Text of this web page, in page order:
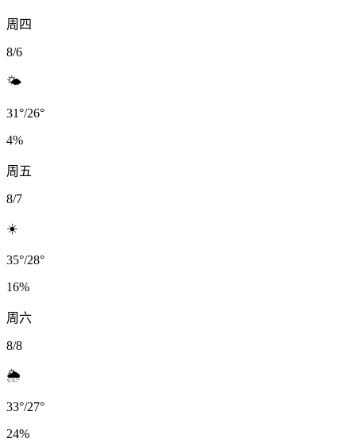
周四
8/6
🌤️
31°/26°
4%
周五
8/7
☀️
35°/28°
16%
周六
8/8
🌦️
33°/27°
24%